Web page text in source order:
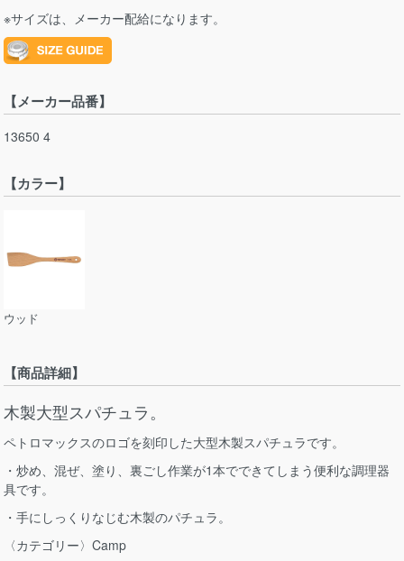
※サイズは、メーカー配給になります。
【メーカー品番】
13650 4
【カラー】
ウッド
【商品詳細】
木製大型スパチュラ。
ペトロマックスのロゴを刻印した大型木製スパチュラです。
・炒め、混ぜ、塗り、裏ごし作業が1本でできてしまう便利な調理器
具です。
・手にしっくりなじむ木製のパチュラ。
〈カテゴリー〉Camp